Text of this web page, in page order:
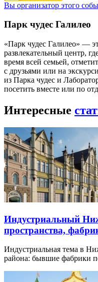
Вы организатор этого
Парк чудес Галилео
«Парк чудес Галилео» —
развлекательный центр,
время всей семьей,
с друзьями или на
из Парка чудес и
посетить вместе или по
Интересные
Индустриальный
пространства,
Индустриальная тема в
района: бывшие фабрики